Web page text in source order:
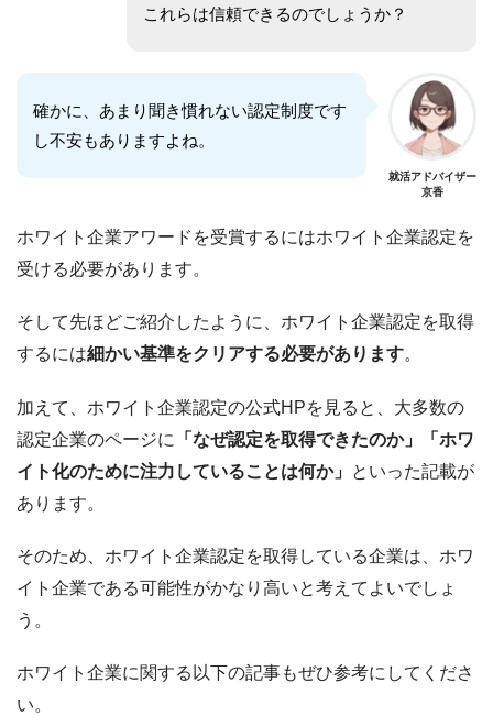
これらは信頼できるのでしょうか？
確かに、あまり聞き慣れない認定制度です
し不安もありますよね。
就活アドバイザー
京香
ホワイト企業アワードを受賞するにはホワイト企業認定を
受ける必要があります。
そして先ほどご紹介したように、ホワイト企業認定を取得
するには細かい基準をクリアする必要があります。
加えて、ホワイト企業認定の公式HPを見ると、大多数の
認定企業のページに
「なぜ認定を取得できたのか」「ホワ
イト化のために注力していることは何か」 といった記載が
あります。
そのため、ホワイト企業認定を取得している企業は、ホワ
イト企業である可能性がかなり高いと考えてよいでしょ
う。
ホワイト企業に関する以下の記事もぜひ参考にしてくださ
い。